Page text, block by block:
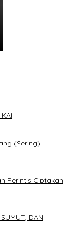
(Sering)
Perintis Ciptakan
DAN